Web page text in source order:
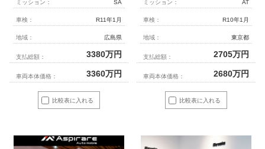
比較表に入れる
ミッション： SA
車検： R11年1月
地域： 広島県
支払総額： 3380万円
車両本体価格： 3360万円
比較表に入れる
ミッション： AT
車検： R10年1月
地域： 東京都
支払総額： 2705万円
車両本体価格： 2680万円